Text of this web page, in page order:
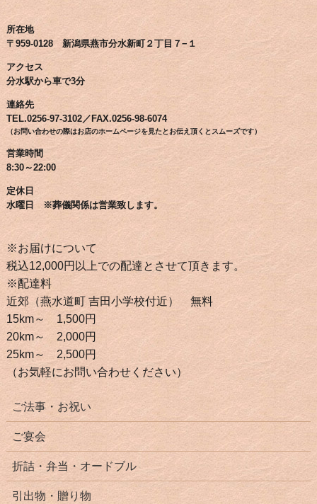
所在地
〒959-0128 新潟県燕市分水新町２丁目７−１
アクセス
分水駅から車で3分
連絡先
TEL.0256-97-3102／FAX.0256-98-6074
（お問い合わせの際はお店のホームページを見たとお伝え頂くとスムーズです）
営業時間
8:30～22:00
定休日
水曜日 ※葬儀関係は営業致します。
※お届けについて
税込12,000円以上での配達とさせて頂きます。
※配達料
近郊（燕水道町 吉田小学校付近） 無料
15km～ 1,500円
20km～ 2,000円
25km～ 2,500円
（お気軽にお問い合わせください）
ご法事・お祝い
ご宴会
折詰・弁当・オードブル
引出物・贈り物